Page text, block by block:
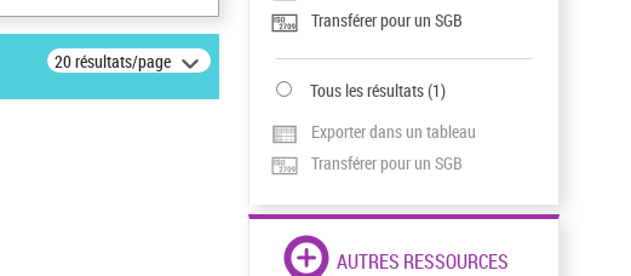
20 résultats/page
Transférer pour un SGB
Tous les résultats(1)
Exporter dans un tableau
Transférer pour un SGB
AUTRES RESSOURCES